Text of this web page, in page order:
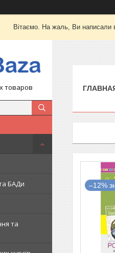
Вітаємо. На жаль, Ви написали
товаров
БАДи
та
–12%